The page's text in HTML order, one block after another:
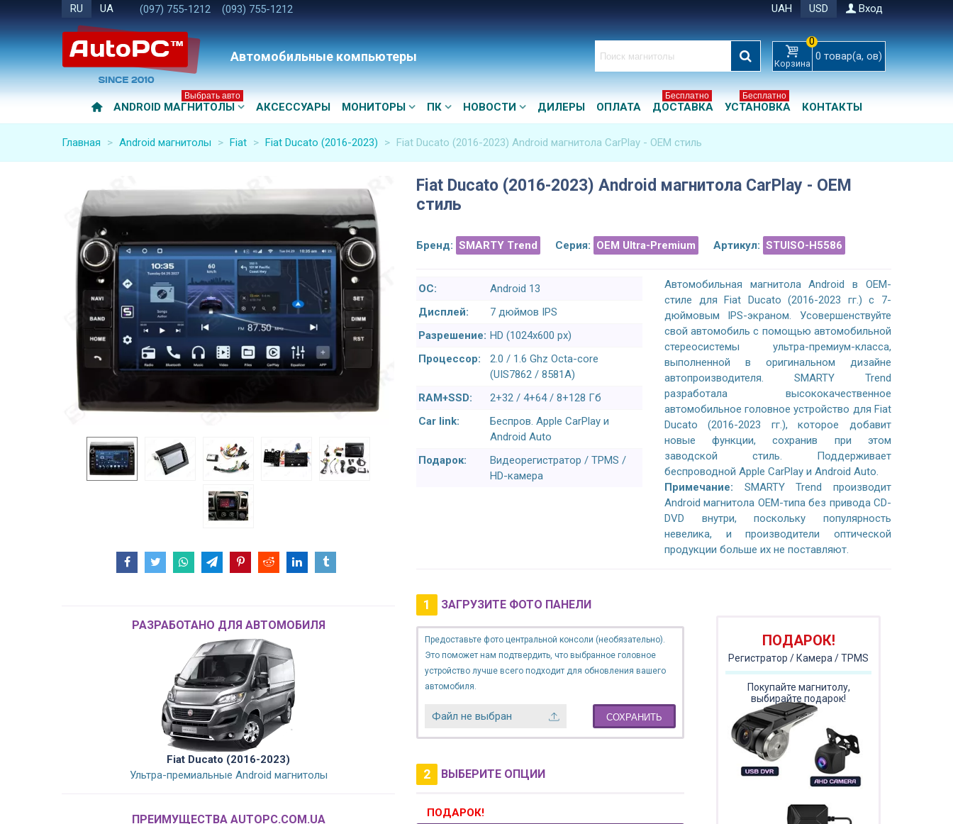
RU UA (097) 755-1212 (093) 755-1212 UAH USD Вход
Автомобильные компьютеры Корзина
0
0 товар(а, ов)
ANDROID МАГНИТОЛЫ
Выбрать авто
АКСЕССУАРЫ МОНИТОРЫ ПК НОВОСТИ ДИЛЕРЫ ОПЛАТА ДОСТАВКА
Бесплатно
УСТАНОВКА
Бесплатно
КОНТАКТЫ
Главная > Android магнитолы > Fiat > Fiat Ducato (2016-2023) > Fiat Ducato (2016-2023) Android магнитола CarPlay - OEM стиль
РАЗРАБОТАНО ДЛЯ АВТОМОБИЛЯ
Fiat Ducato (2016-2023)
Ультра-премиальные Android магнитолы
ПРЕИМУЩЕСТВА AUTOPC.COM.UA
Fiat Ducato (2016-2023) Android магнитола CarPlay - OEM
стиль
Бренд: SMARTY Trend Серия: OEM Ultra-Premium Артикул: STUISO-H5586
ОС:
Android 13
Дисплей:
7 дюймов IPS
Разрешение: HD (1024х600 px)
Процессор:
2.0 / 1.6 Ghz Octa-core
(UIS7862 / 8581A)
RAM+SSD:
2+32 / 4+64 / 8+128 Гб
Car link:
Беспров. Apple CarPlay и
Android Auto
Подарок:
Видеорегистратор / TPMS /
HD-камера
Автомобильная магнитола Android в OEM-
стиле для Fiat Ducato (2016-2023 гг.) с 7-
дюймовым IPS-экраном. Усовершенствуйте
свой автомобиль с помощью автомобильной
стереосистемы ультра-премиум-класса,
выполненной в оригинальном дизайне
автопроизводителя. SMARTY Trend
разработала высококачественное
автомобильное головное устройство для Fiat
Ducato (2016-2023 гг.), которое добавит
новые функции, сохранив при этом
заводской стиль. Поддерживает
беспроводной Apple CarPlay и Android Auto.
Примечание: SMARTY Trend производит
Android магнитола OEM-типа без привода CD-
DVD внутри, поскольку популярность
невелика, и производители оптической
продукции больше их не поставляют.
1 ЗАГРУЗИТЕ ФОТО ПАНЕЛИ
Предоставьте фото центральной консоли (необязательно).
Это поможет нам подтвердить, что выбранное головное
устройство лучше всего подходит для обновления вашего
автомобиля.
Файл не выбран СОХРАНИТЬ
2 ВЫБЕРИТЕ ОПЦИИ
ПОДАРОК!
ПОДАРОК!
Регистратор / Камера / TPMS
Покупайте магнитолу,
выбирайте подарок!